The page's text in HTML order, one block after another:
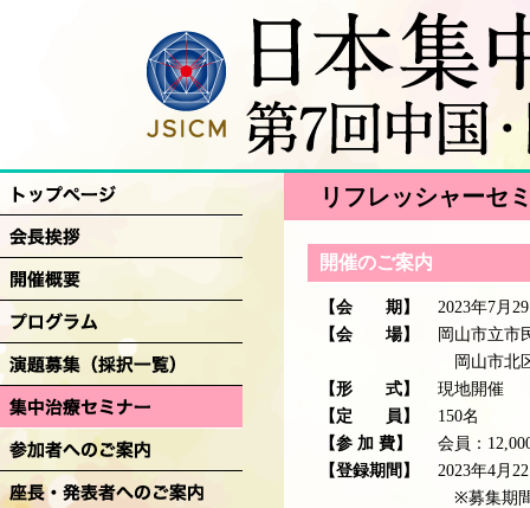
リフレッシャーセ
開催のご案内
【会 期】
2023年7月
【会 場】
岡山市立
岡山市北
【形 式】
現地開催
【定 員】
150名
【参 加 費】
会員：
【登録期間】
2023年4月
※募集期間